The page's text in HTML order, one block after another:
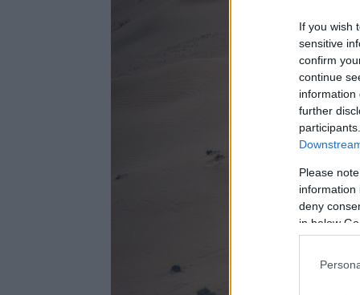
If you wish
sensitive
confirm
continue
information
further
Please
information
deny
in below